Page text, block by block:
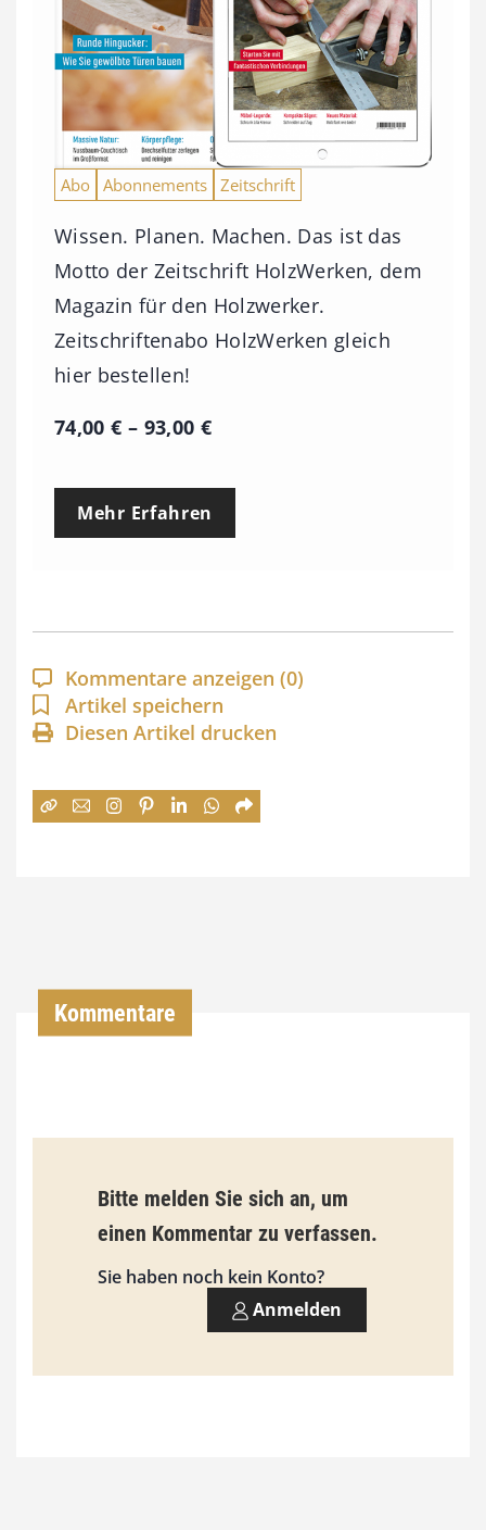
Abo Abonnements Zeitschrift
Wissen. Planen. Machen. Das ist das
Motto der Zeitschrift HolzWerken, dem
Magazin für den Holzwerker.
Zeitschriftenabo HolzWerken gleich
hier bestellen!
74,00€ – 93,00 €P
e
p
a
n
n
:
9
3
0
0
Mehr Erfahren
Kommentare anzeigen (0)
Artikel speichern
Diesen Artikel drucken
Kommentare
Bitte melden Sie sich an, um
einen Kommentar zu verfassen.
Sie haben noch kein Konto?
Anmelden